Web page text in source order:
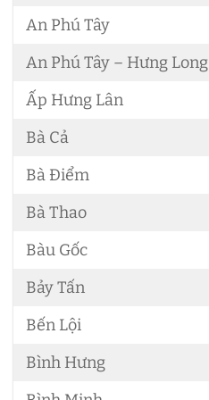
An Phú Tây
An Phú Tây – Hưng Long
Ấp Hưng Lân
Bà Cả
Bà Điểm
Bà Thao
Bàu Gốc
Bảy Tấn
Bến Lội
Bình Hưng